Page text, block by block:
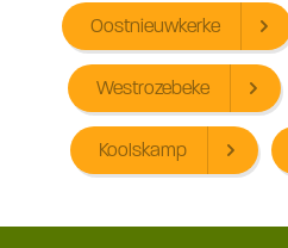
Oostnieuwkerke
Westrozebeke
Koolskamp